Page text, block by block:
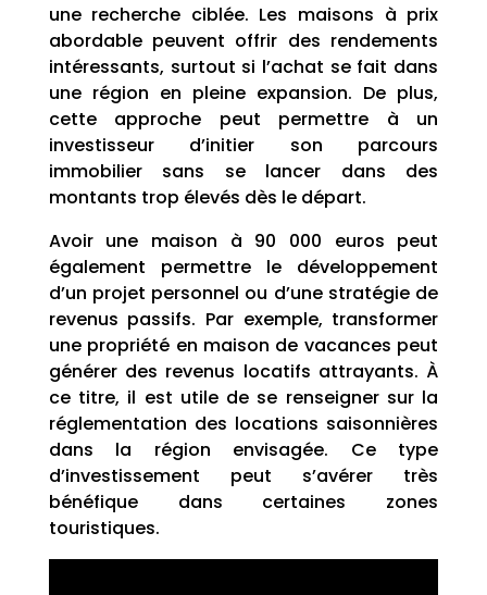
une recherche ciblée. Les maisons à prix
abordable peuvent offrir des rendements
intéressants, surtout si l’achat se fait dans
une région en pleine expansion. De plus,
cette approche peut permettre à un
investisseur d’initier son parcours
immobilier sans se lancer dans des
montants trop élevés dès le départ.
Avoir une maison à 90 000 euros peut
également permettre le développement
d’un projet personnel ou d’une stratégie de
revenus passifs. Par exemple, transformer
une propriété en maison de vacances peut
générer des revenus locatifs attrayants. À
ce titre, il est utile de se renseigner sur la
réglementation des locations saisonnières
dans la région envisagée. Ce type
d’investissement peut s’avérer très
bénéfique dans certaines zones
touristiques.